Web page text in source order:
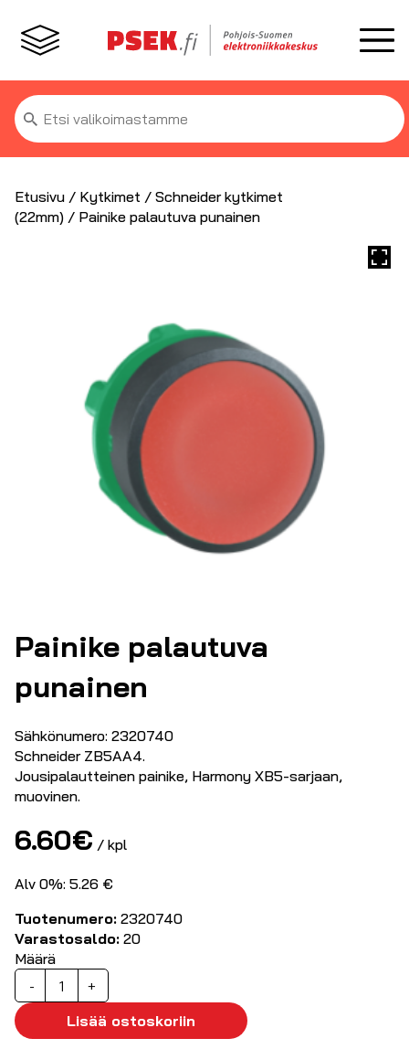
Etsi:
Etusivu / Kytkimet / Schneider kytkimet
(22mm) / Painike palautuva punainen
Painike palautuva
punainen
Sähkönumero: 2320740
Schneider ZB5AA4.
Jousipalautteinen painike, Harmony XB5-sarjaan,
muovinen.
6.60€ / kpl
Alv 0%: 5.26 €
Tuotenumero: 2320740
Varastosaldo: 20
Määrä
-
Painike
palautuva
punainen
määrä
+
Lisää ostoskoriin